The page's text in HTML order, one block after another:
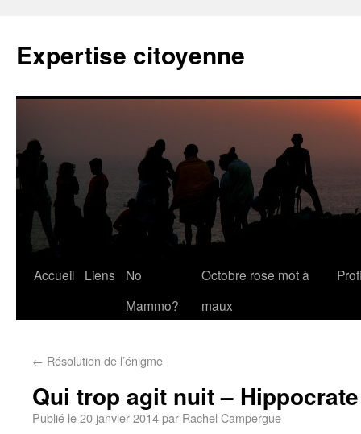
Expertise citoyenne
Accueil Liens
No
Mammo?
Octobre rose mot à
maux
← Résolution de l’énigme
Qui trop agit nuit –
Publié le20 janvier 2014par Rachel Campergue